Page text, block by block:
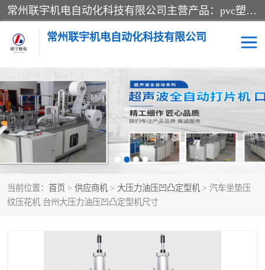
常州联宇机电自动化科技有限公司主营产品：pvc塑料焊机、高频热合机、软膜天花压边机、服装布料凹凸压花机、布料3d压印设备、服装植胶设备、超声波布料花边机、无纺布热合机、全自动压花机。
常州联宇机电自动化科技有限公司
当前位置： 首页 > 供应商机 > 大压力油压凹凸定型机 > 汽车坐垫压
纹压花机 台州大压力油压凹凸定型机尺寸
压花定型机以及压花模具 超声波热合机
高频热合机 超声波花边机
超声波复合压花机 凹凸压花机压标机
3040凹凸压花机 双头服装凹凸压花机
自动超声波打片成型机